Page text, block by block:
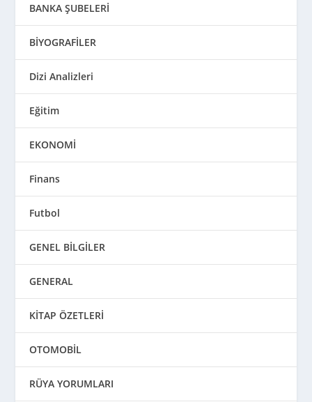
BANKA ŞUBELERİ
BİYOGRAFİLER
Dizi Analizleri
Eğitim
EKONOMİ
Finans
Futbol
GENEL BİLGİLER
GENERAL
KİTAP ÖZETLERİ
OTOMOBİL
RÜYA YORUMLARI